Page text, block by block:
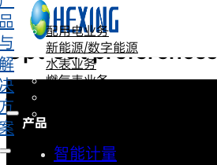
跳转到主要内容 跳转到页脚
配用电业务
新能源/数字能源
水表业务
燃气表业务
Opt-out preferences
产品
智能计量